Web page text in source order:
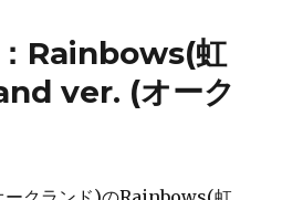
Rainbows(虹
ver. (オーク